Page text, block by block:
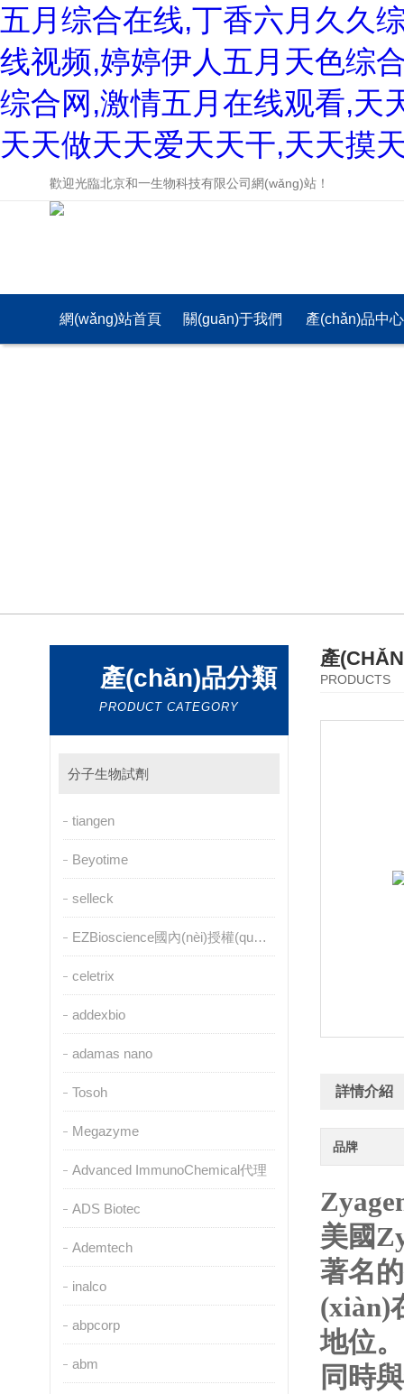
五月综合在线,丁香六月久久
线视频,婷婷伊人五月天色综
综合网,激情五月在线观看,天
天天做天天爱天天干,天天摸
歡迎光臨北京和一生物科技有限公司網(wǎng)站！
網(wǎng)站首頁 關(guān)于我們 產(chǎn)品中心
產(chǎn)品分類
PRODUCT CATEGORY
分子生物試劑
tiangen
Beyotime
selleck
EZBioscience國內(nèi)授權(quán)代理
celetrix
addexbio
adamas nano
Tosoh
Megazyme
Advanced ImmunoChemical代理
ADS Biotec
Ademtech
inalco
abpcorp
abm
產
PRODUCTS
詳情介紹
品牌
美國
著名
(xiàn)
地位。
同時